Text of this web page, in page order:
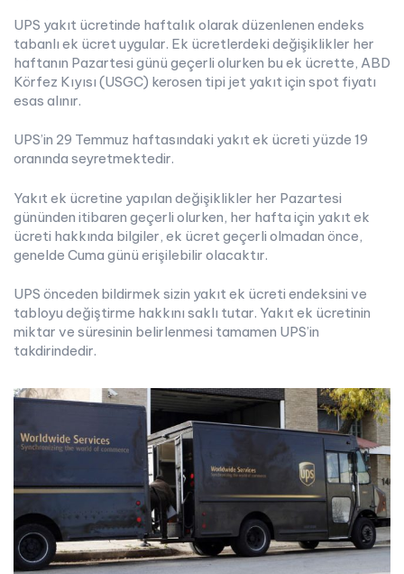
UPS yakıt ücretinde haftalık olarak düzenlenen endeks
tabanlı ek ücret uygular. Ek ücretlerdeki değişiklikler her
haftanın Pazartesi günü geçerli olurken bu ek ücrette, ABD
Körfez Kıyısı (USGC) kerosen tipi jet yakıt için spot fiyatı
esas alınır.
UPS’in 29 Temmuz haftasındaki yakıt ek ücreti yüzde 19
oranında seyretmektedir.
Yakıt ek ücretine yapılan değişiklikler her Pazartesi
gününden itibaren geçerli olurken, her hafta için yakıt ek
ücreti hakkında bilgiler, ek ücret geçerli olmadan önce,
genelde Cuma günü erişilebilir olacaktır.
UPS önceden bildirmek sizin yakıt ek ücreti endeksini ve
tabloyu değiştirme hakkını saklı tutar. Yakıt ek ücretinin
miktar ve süresinin belirlenmesi tamamen UPS’in
takdirindedir.